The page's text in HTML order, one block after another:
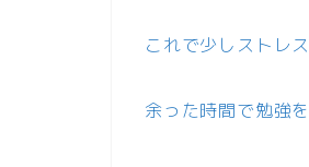
これで少しストレ
余った時間で勉強